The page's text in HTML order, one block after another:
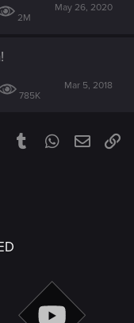
2M
May 26, 2020
785K
Mar 5, 2018
PinterestTumblrWhatsApp
Email